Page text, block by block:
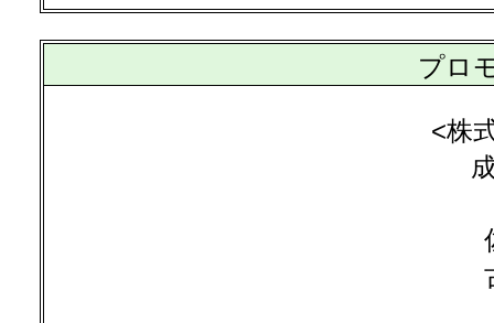
プロ
<株